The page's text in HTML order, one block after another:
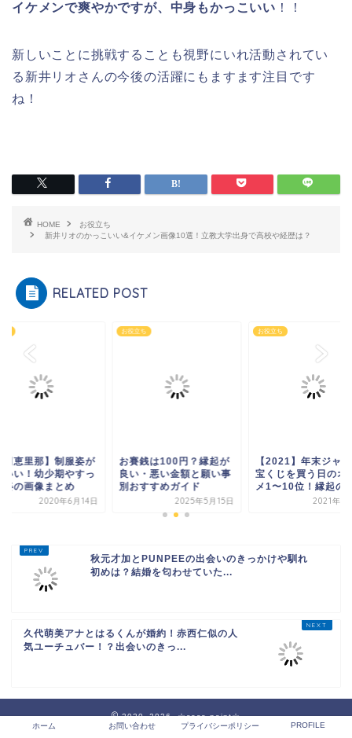
イケメンで爽やかですが、中身もかっこいい ！！
新しいことに挑戦することも視野にいれ活動されてい
る新井リオさんの今後の活躍にもますます注目です
ね！
HOME
お役立ち
新井リオのかっこいい&イケメン画像10選！立教大学出身で高校や経歴は？
RELATED POST
銭は100円？縁起が
・悪い金額と願い事
すすめガイド
2025年5月15日
お役立ち
【2021】年末ジャンボ
宝くじを買う日のオスス
メ1〜10位！縁起の...
2021年11月3日
お役立ち
【町田恵里那】制服
かわいい！幼少期や
ぴん姿の画像まとめ
2020年6
秋元才加とPUNPEEの出会いのきっかけや馴れ
初めは？結婚を匂わせていた...
久代萌美アナとはるくんが婚約！赤西仁似の人
気ユーチュバー！？出会いのきっ...
2020–2026 ☆coco-point☆
ホーム
お問い合わせ プライバシーポリシー PROFILE